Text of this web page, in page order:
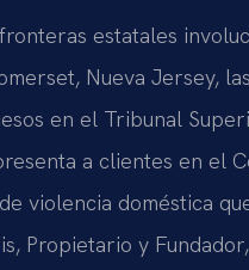
estatales
Nueva Jersey,
en el Tribunal
a clientes en el
violencia doméstica
Propietario y